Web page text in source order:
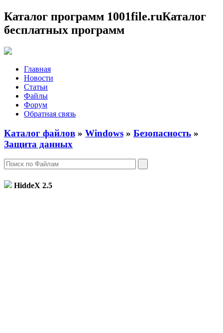
Каталог программ 1001file.ruКаталог
бесплатных программ
Главная
Новости
Статьи
Файлы
Форум
Обратная связь
Каталог файлов » Windows » Безопасность »
Защита данных
HiddeX 2.5